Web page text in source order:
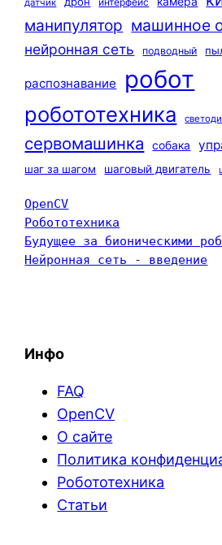
манипулятор машинное
нейронная сеть подводный
распознавание робот
робототехника
сервомашинка собака
шаг за шагом шаговый двигатель
OpenCV
Робототехника
Будущее за бионическими
Нейронная сеть - введение
Инфо
FAQ
OpenCV
О сайте
Политика
Робототехника
Статьи